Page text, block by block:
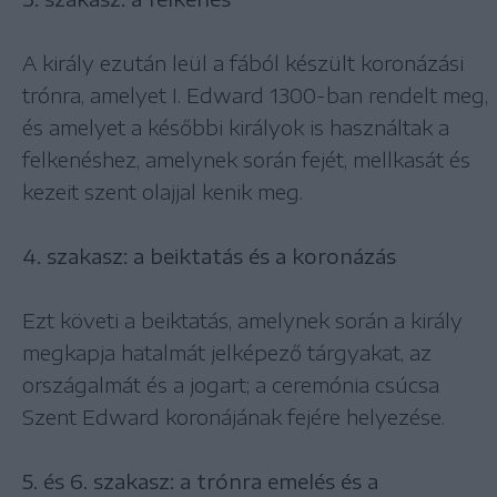
A király ezután leül a fából készült koronázási
trónra, amelyet I. Edward 1300-ban rendelt meg,
és amelyet a későbbi királyok is használtak a
felkenéshez, amelynek során fejét, mellkasát és
kezeit szent olajjal kenik meg.
4. szakasz: a beiktatás és a koronázás
Ezt követi a beiktatás, amelynek során a király
megkapja hatalmát jelképező tárgyakat, az
országalmát és a jogart; a ceremónia csúcsa
Szent Edward koronájának fejére helyezése.
5. és 6. szakasz: a trónra emelés és a